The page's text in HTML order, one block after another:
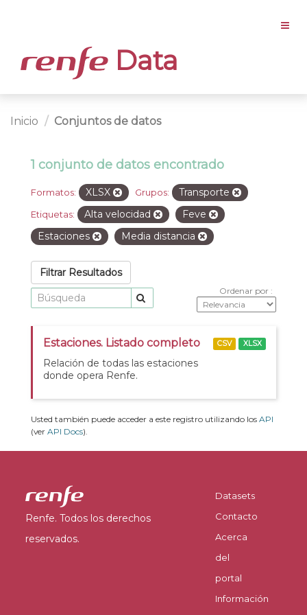
Data
Inicio Conjuntos de datos
1 conjunto de datos encontrado
Formatos: XLSX Grupos: Transporte
Etiquetas: Alta velocidad
Feve
Estaciones
Media distancia
Filtrar Resultados
Ordenar por
Estaciones. Listado completo
Relación de todas las estaciones
donde opera Renfe.
CSV XLSX
Usted también puede acceder a este registro utilizando los API
(ver API Docs).
Renfe. Todos los derechos
reservados.
Datasets
Contacto
Acerca
del
portal
Información